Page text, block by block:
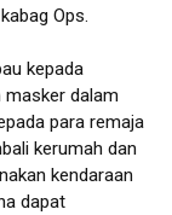
Ops.
kepada
masker dalam
para remaja
kerumah dan
kendaraan
dapat